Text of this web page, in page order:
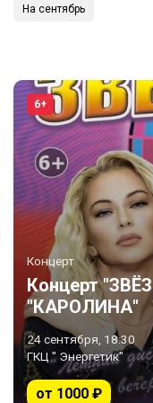
На сентябрь
6+
Концерт
Концерт
"КАРОЛИНА"
24 сентября, 18:30
ГКЦ " Энергетик"
от 1000 ₽